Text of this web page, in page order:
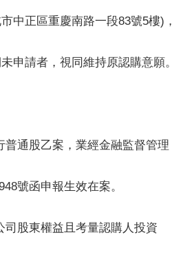
中正區重慶南路一段83號5樓)，
申請者，視同維持原認購意願。
通股乙案，業經金融監督管理
號函申報生效在案。
股東權益且考量認購人投資